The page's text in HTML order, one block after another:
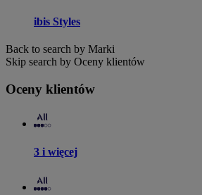
ibis Styles
Back to search by Marki
Skip search by Oceny klientów
Oceny klientów
3 i więcej